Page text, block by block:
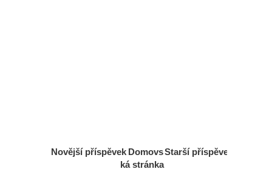
Novější příspěvek Starší příspěvek
Domovs
ká stránka